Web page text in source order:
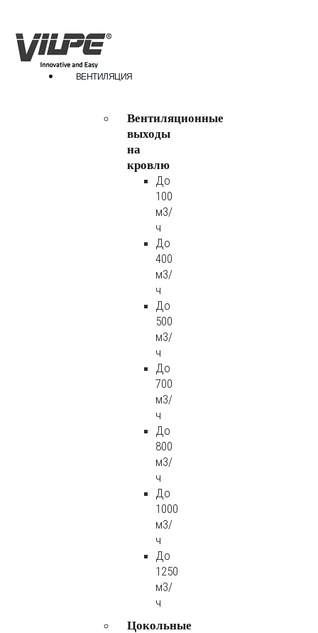
ВЕНТИЛЯЦИЯ
Вентиляционные
выходы
на
кровлю
До
100
м3/
ч
До
400
м3/
ч
До
500
м3/
ч
До
700
м3/
ч
До
800
м3/
ч
До
1000
м3/
ч
До
1250
м3/
ч
Цокольные